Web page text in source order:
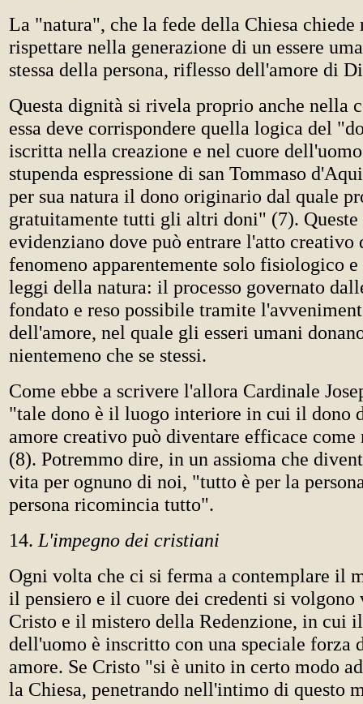
La "natura", che la fede della Chiesa chiede
rispettare nella generazione di un essere
stessa della persona, riflesso dell'amore di
Questa dignità si rivela proprio anche nella
essa deve corrispondere quella logica del
iscritta nella creazione e nel cuore
stupenda espressione di san Tommaso
per sua natura il dono originario dal quale
gratuitamente tutti gli altri doni" (7).
evidenziano dove può entrare l'atto
fenomeno apparentemente solo fisiologico e
leggi della natura: il processo governato
fondato e reso possibile tramite
dell'amore, nel quale gli esseri umani
nientemeno che se stessi.
Come ebbe a scrivere l'allora Cardinale
"tale dono è il luogo interiore in cui il dono
amore creativo può diventare efficace
(8). Potremmo dire, in un assioma che
vita per ognuno di noi, "tutto è per la
persona ricomincia tutto".
14. L'impegno dei cristiani
Ogni volta che ci si ferma a contemplare il
il pensiero e il cuore dei credenti si volgono
Cristo e il mistero della Redenzione, in cui
dell'uomo è inscritto con una speciale forza
amore. Se Cristo "si è unito in certo modo
la Chiesa, penetrando nell'intimo di questo